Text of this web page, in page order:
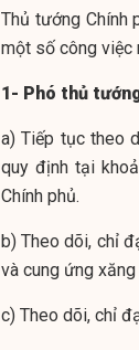
Thủ tướng Chính
một số công việc
1- Phó thủ
a) Tiếp tục theo
quy định tại
Chính phủ.
b) Theo dõi, chỉ
và cung ứng
c) Theo dõi, chỉ